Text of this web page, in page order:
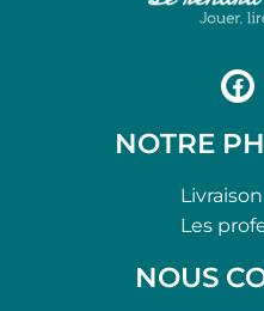
NOTRE
Les
NOUS